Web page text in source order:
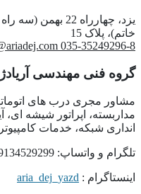
خاتم)، پلاک 15
035-35249296-8
گروه فنی مهندسی آریادژ
مشاور مجری درب های
مداربسته، اپراتور شیشه ای،
انداری شبکه، خدمات
تلگرام و واتساپ: 09134529299
اینستاگرام : aria_dej_yazd